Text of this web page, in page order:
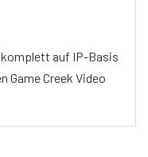
komplett auf IP-Basis
Game Creek Video